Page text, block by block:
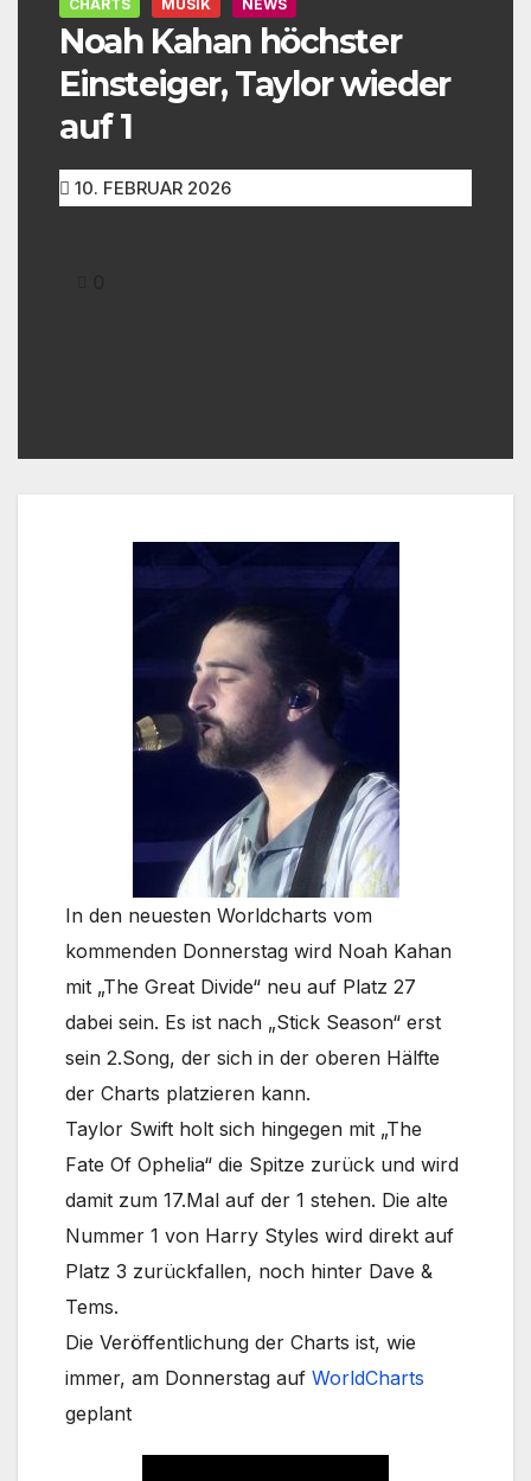
CHARTS MUSIK NEWS
Noah Kahan höchster
Einsteiger, Taylor wieder
auf 1
10. FEBRUAR 2026
In den neuesten Worldcharts vom
kommenden Donnerstag wird Noah Kahan
mit „The Great Divide“ neu auf Platz 27
dabei sein. Es ist nach „Stick Season“ erst
sein 2.Song, der sich in der oberen Hälfte
der Charts platzieren kann.
Taylor Swift holt sich hingegen mit „The
Fate Of Ophelia“ die Spitze zurück und wird
damit zum 17.Mal auf der 1 stehen. Die alte
Nummer 1 von Harry Styles wird direkt auf
Platz 3 zurückfallen, noch hinter Dave &
Tems.
Die Veröffentlichung der Charts ist, wie
immer, am Donnerstag auf WorldCharts
geplant